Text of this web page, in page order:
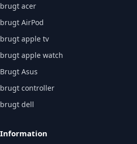
brugt acer
brugt AirPod
brugt apple tv
brugt apple watch
Brugt Asus
brugt controller
brugt dell
Information